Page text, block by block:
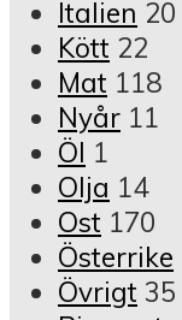
Italien 20
Kött 22
Mat 118
Nyår 11
Öl 1
Olja 14
Ost 170
Österrike
Övrigt 35